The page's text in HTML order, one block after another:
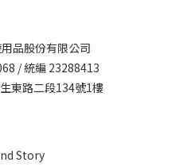
品股份有限公司
/ 統編 23288413
東路二段134號1樓
Story